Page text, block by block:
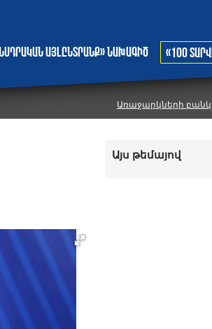
այլընտրանք» նախագիծ «100
Առաջարկների բանկ
Այս թեմայով